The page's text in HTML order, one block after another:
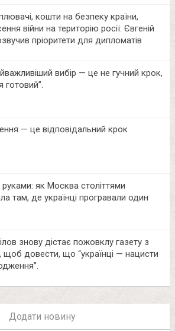
кошти на безпеку країни,
війни на територію росії: Євгеній
пріоритети для дипломатів
вибір — це не гучний крок,
готовий”.
— це відповідальний крок
як Москва століттями
там, де українці програвали один
знову дістає пожовклу газету з
щоб довести, що “українці — нацисти
Додати новину